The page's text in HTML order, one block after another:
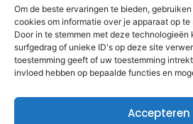
Om de beste ervaringen te bieden,
cookies om informatie over je apparaat op
Door in te stemmen met deze
surfgedrag of unieke ID's op deze site
toestemming geeft of uw toestemming
invloed hebben op bepaalde functies en
Accepteren